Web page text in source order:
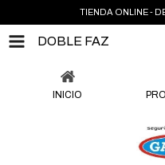
TIENDA ONLINE -
DOBLE FAZ
INICIO